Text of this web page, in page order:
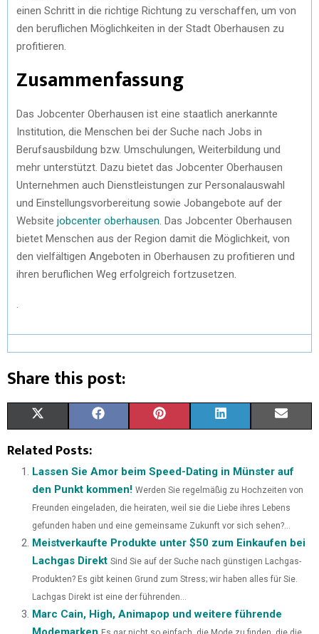
einen Schritt in die richtige Richtung zu verschaffen, um von
den beruflichen Möglichkeiten in der Stadt Oberhausen zu
profitieren.
Zusammenfassung
Das Jobcenter Oberhausen ist eine staatlich anerkannte
Institution, die Menschen bei der Suche nach Jobs in
Berufsausbildung bzw. Umschulungen, Weiterbildung und
mehr unterstützt. Dazu bietet das Jobcenter Oberhausen
Unternehmen auch Dienstleistungen zur Personalauswahl
und Einstellungsvorbereitung sowie Jobangebote auf der
Website jobcenter oberhausen . Das Jobcenter Oberhausen
bietet Menschen aus der Region damit die Möglichkeit, von
den vielfältigen Angeboten in Oberhausen zu profitieren und
ihren beruflichen Weg erfolgreich fortzusetzen.
Share this post:
T
W
T
E
R
C
E
O
K
N
T
R
S
T
N
K
D
I
Related Posts:
Lassen Sie Amor beim Speed-Dating in Münster auf
den Punkt kommen! Werden Sie regelmäßig zu Hochzeiten von
Freunden eingeladen, die heiraten, weil sie die Liebe ihres Lebens
gefunden haben und eine gemeinsame Zukunft vor sich sehen?...
Meistverkaufte Produkte unter $50 zum Einkaufen bei
Lachgas Direkt Sind Sie auf der Suche nach günstigen Lachgas-
Produkten? Es gibt keinen Grund zum Stress; wir haben alles für Sie.
Lachgas Direkt ist eine der führenden...
Marc Cain, High, Animapop und weitere führende